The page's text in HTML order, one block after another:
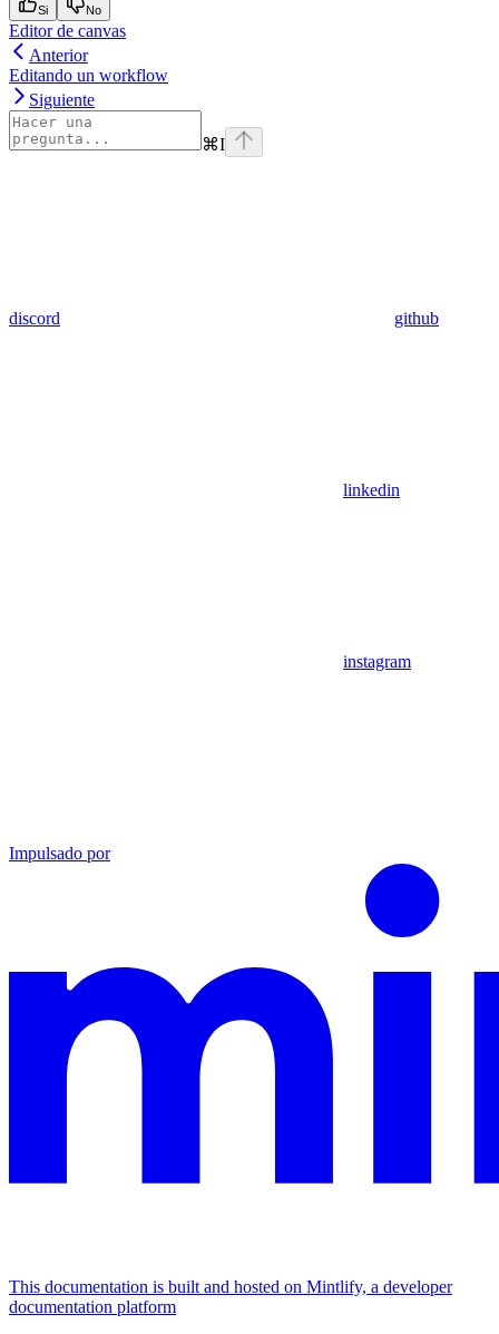
Si No
Editor de canvas
Anterior
Editando un workflow
Siguiente
⌘I
discord github
linkedin
instagram
Impulsado por
This documentation is built and hosted on Mintlify, a developer
documentation platform